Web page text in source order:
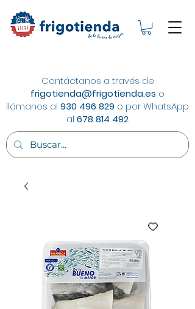
Contáctanos a través de
frigotienda@frigotienda.es o
llámanos al 930 496 829 o por WhatsApp
al 678 814 492